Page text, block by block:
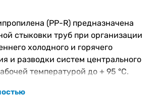
(PP-R) предназначена
стыковки труб при организации
холодного и горячего
и разводки систем центрального
температурой до + 95 °С.